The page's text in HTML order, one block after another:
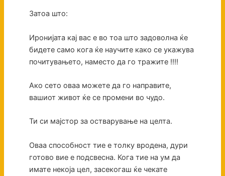
Затоа што:
Иронијата кај вас е во тоа што задоволна ќе
бидете само кога ќе научите како се укажува
почитувањето, наместо да го тражите !!!!
Ако сето оваа можете да го направите,
вашиот живот ќе се промени во чудо.
Ти си мајстор за остварување на целта.
Оваа способност тие е толку вродена, дури
готово вие е подсвесна. Кога тие на ум да
имате некоја цел, засекогаш ќе чекате